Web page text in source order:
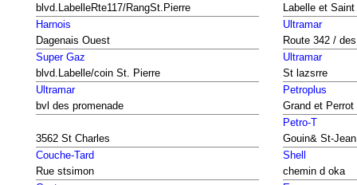
blvd.LabelleRte117/RangSt.Pierre
Labelle et
Harnois
Dagenais Ouest
Ultramar
Route 342 /
Super Gaz
blvd.Labelle/coin St. Pierre
Ultramar
St lazsrre
Ultramar
bvl des promenade
Petroplus
Grand et Perrot
3562 St Charles
Petro-T
Gouin& St-Jean
Couche-Tard
Rue stsimon
Shell
chemin d oka